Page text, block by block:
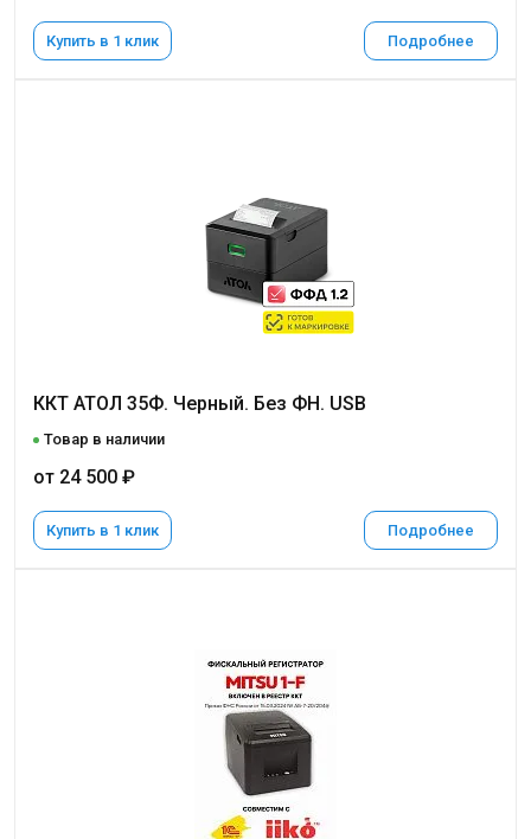
Купить в 1 клик Подробнее
ККТ АТОЛ 35Ф. Черный. Без ФН. USB
Товар в наличии
от 24 500 ₽
Купить в 1 клик Подробнее